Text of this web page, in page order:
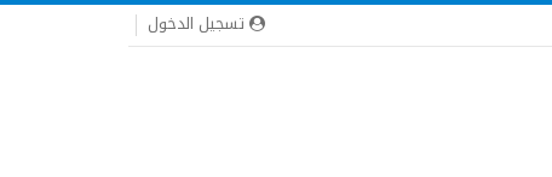
تسجيل الدخول